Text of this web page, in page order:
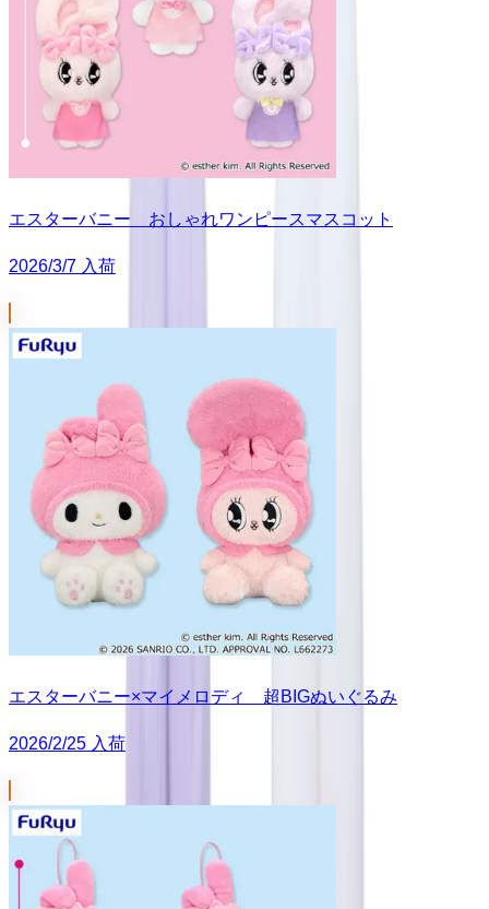
エスターバニー おしゃれワンピースマスコット
2026/3/7 入荷
エスターバニー×マイメロディ 超BIGぬいぐるみ
2026/2/25 入荷